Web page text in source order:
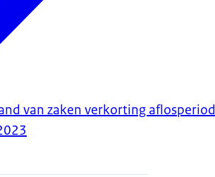
van zaken verkorting